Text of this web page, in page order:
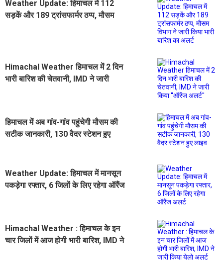
Weather Update: हिमाचल में 112
सड़कें और 189 ट्रांसफार्मर ठप्प, मौसम
Himachal Weather हिमाचल में 2 दिन
भारी बारिश की चेतवानी, IMD ने जारी
हिमाचल में अब गांव-गांव पहुंचेगी मौसम की
सटीक जानकारी, 130 वैदर स्टेशन हुए
Weather Update: हिमाचल में मानसून
पकड़ेगा रफ्तार, 6 जिलों के लिए रहेगा ऑरैंज
Himachal Weather : हिमाचल के इन
चार जिलों में आज होगी भारी बारिश, IMD ने